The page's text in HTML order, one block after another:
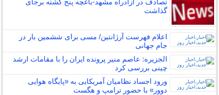
تصادف در آزادراه مشهد-باغچه پنج کشته برجای
گذاشت
اعلام فهرست آرژانتین/ مسی برای ششمین بار در
جام جهانی
الجزیره: عاصم منیر پرونده ایران را با مقامات ارشد
چینی بررسی کرد
ورود اجساد نظامیان آمریکایی به «پایگاه هوایی
دوور» با حضور ترامپ و هگست